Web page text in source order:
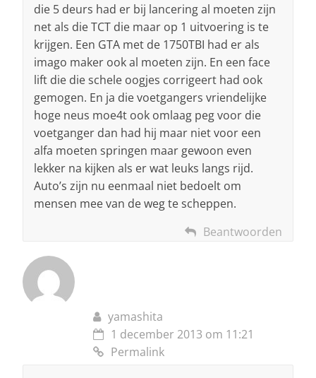
die 5 deurs had er bij lancering al moeten zijn
net als die TCT die maar op 1 uitvoering is te
krijgen. Een GTA met de 1750TBI had er als
imago maker ook al moeten zijn. En een face
lift die die schele oogjes corrigeert had ook
gemogen. En ja die voetgangers vriendelijke
hoge neus moe4t ook omlaag peg voor die
voetganger dan had hij maar niet voor een
alfa moeten springen maar gewoon even
lekker na kijken als er wat leuks langs rijd.
Auto’s zijn nu eenmaal niet bedoelt om
mensen mee van de weg te scheppen.
Beantwoorden
yamashita
1 december 2013 om 11:21
Permalink